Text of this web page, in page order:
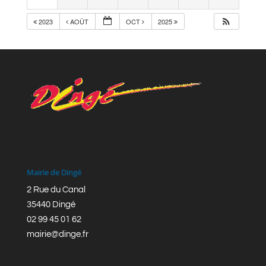
2023 AOÛT OCT 2025
Mairie de Dingé
2 Rue du Canal
35440 Dingé
02 99 45 01 62
mairie@dinge.fr